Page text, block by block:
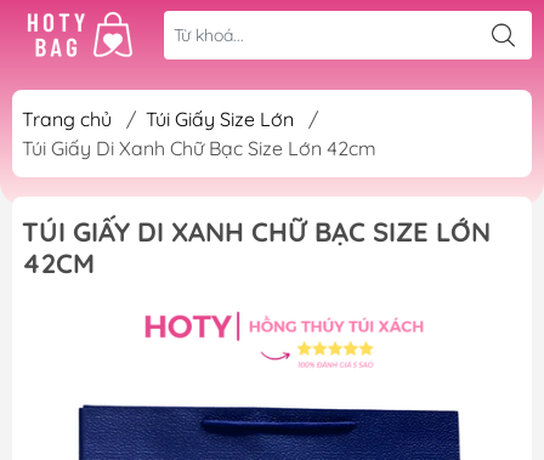
Trang chủ / Túi Giấy Size Lớn
/
Túi Giấy Di Xanh Chữ Bạc Size Lớn 42cm
TÚI GIẤY DI XANH CHỮ BẠC SIZE LỚN
42CM